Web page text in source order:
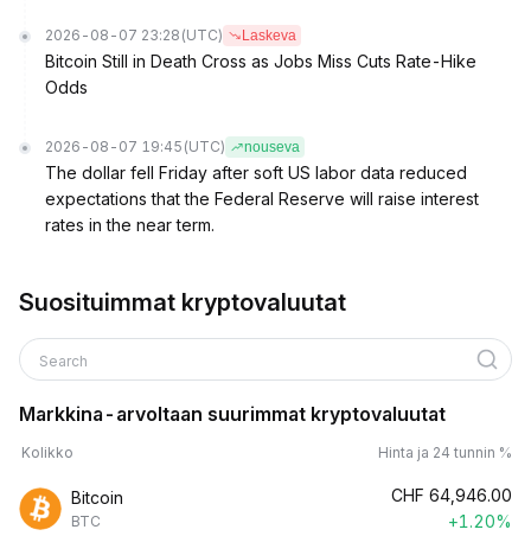
2026-08-07 23:28 (UTC) Laskeva
Bitcoin Still in Death Cross as Jobs Miss Cuts Rate-Hike
Odds
2026-08-07 19:45 (UTC) nouseva
The dollar fell Friday after soft US labor data reduced
expectations that the Federal Reserve will raise interest
rates in the near term.
Suosituimmat kryptovaluutat
Search
Markkina-arvoltaan suurimmat kryptovaluutat
Kolikko Hinta ja 24 tunnin %
Bitcoin
BTC
CHF 64,946.00
+1.20%